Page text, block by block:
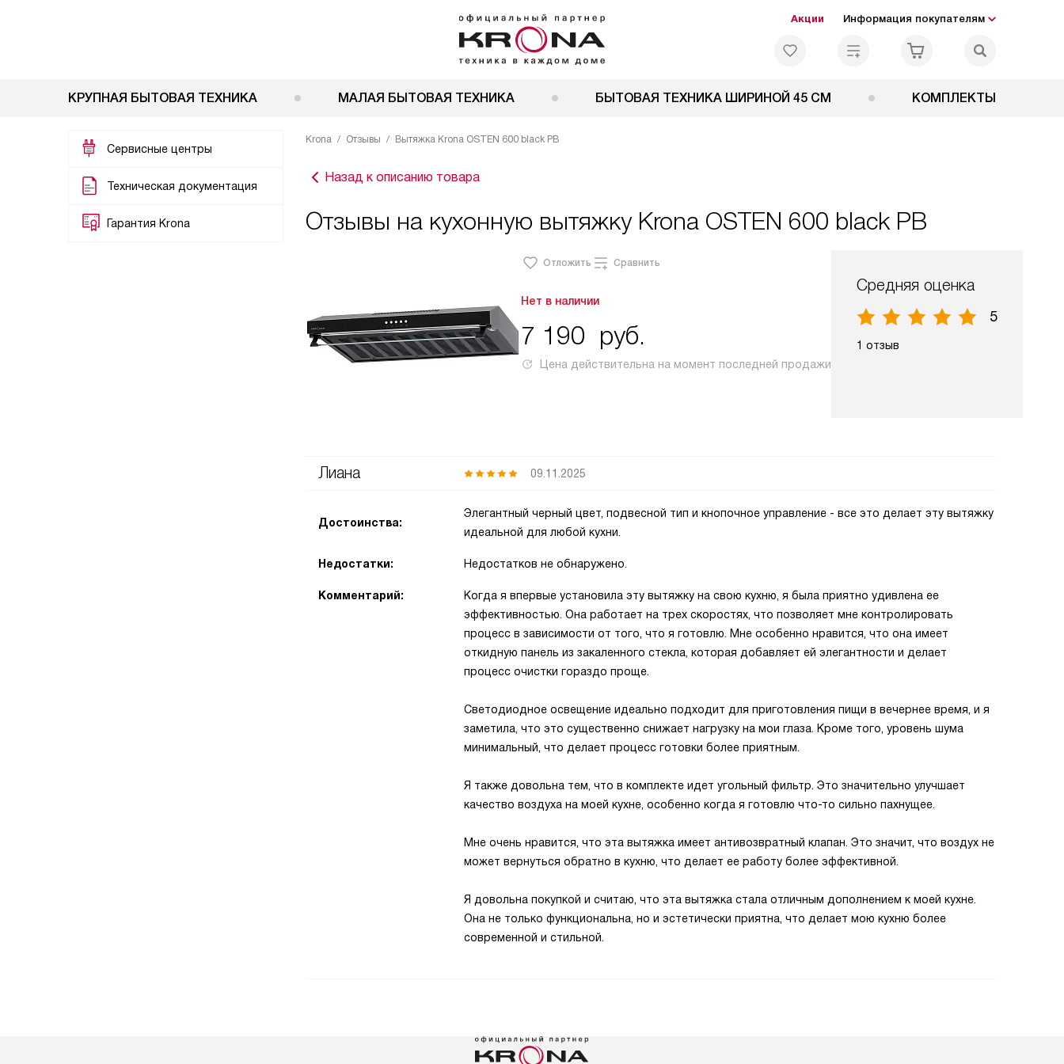
Акции Информация покупателям
КРУПНАЯ БЫТОВАЯ ТЕХНИКА МАЛАЯ БЫТОВАЯ ТЕХНИКА БЫТОВАЯ ТЕХНИКА ШИРИНОЙ 45 СМ КОМПЛЕКТЫ
Сервисные центры
Техническая документация
Гарантия Krona
Krona Отзывы Вытяжка Krona OSTEN 600 black PB
Назад к описанию товара
Отзывы на кухонную вытяжку Krona OSTEN 600 black PB
Отложить Сравнить
Нет в наличии
7 190 руб.
Цена действительна на момент последней продажи
Средняя оценка
5
1 отзыв
Лиана 09.11.2025
Достоинства:
Элегантный черный цвет, подвесной тип и кнопочное управление - все это делает эту вытяжку
идеальной для любой кухни.
Недостатки: Недостатков не обнаружено.
Комментарий:
Когда я впервые установила эту вытяжку на свою кухню, я была приятно удивлена ее
эффективностью. Она работает на трех скоростях, что позволяет мне контролировать
процесс в зависимости от того, что я готовлю. Мне особенно нравится, что она имеет
откидную панель из закаленного стекла, которая добавляет ей элегантности и делает
процесс очистки гораздо проще.
Светодиодное освещение идеально подходит для приготовления пищи в вечернее время, и я
заметила, что это существенно снижает нагрузку на мои глаза. Кроме того, уровень шума
минимальный, что делает процесс готовки более приятным.
Я также довольна тем, что в комплекте идет угольный фильтр. Это значительно улучшает
качество воздуха на моей кухне, особенно когда я готовлю что-то сильно пахнущее.
Мне очень нравится, что эта вытяжка имеет антивозвратный клапан. Это значит, что воздух не
может вернуться обратно в кухню, что делает ее работу более эффективной.
Я довольна покупкой и считаю, что эта вытяжка стала отличным дополнением к моей кухне.
Она не только функциональна, но и эстетически приятна, что делает мою кухню более
современной и стильной.